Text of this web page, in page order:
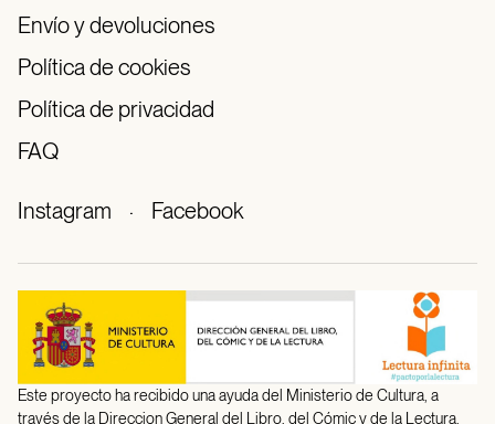
Envío y devoluciones
Política de cookies
Política de privacidad
FAQ
Instagram · Facebook
Este proyecto ha recibido una ayuda del Ministerio de Cultura, a
través de la Direccion General del Libro, del Cómic y de la Lectura.